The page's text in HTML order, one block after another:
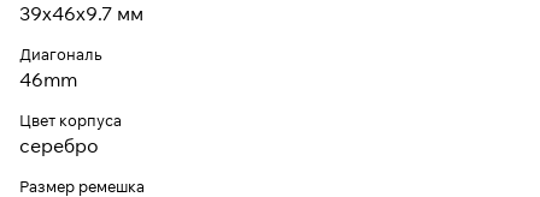
39x46x9.7 мм
Диагональ
46mm
Цвет корпуса
серебро
Размер ремешка